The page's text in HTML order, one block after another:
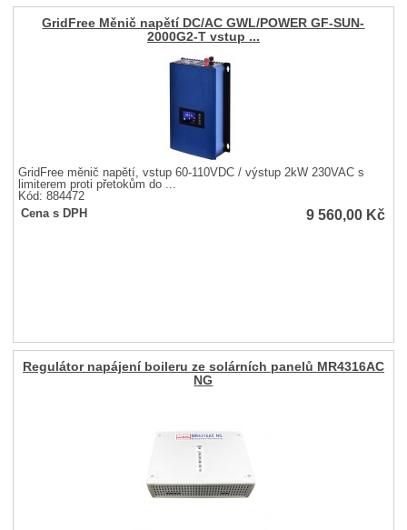
GridFree Měnič napětí DC/AC GWL/POWER GF-SUN-
2000G2-T vstup ...
GridFree měnič napětí, vstup 60-110VDC / výstup 2kW 230VAC s
limiterem proti přetokům do ...
Kód: 884472
Cena s DPH
9 560,00 Kč
Regulátor napájení boileru ze solárních panelů MR4316AC
NG